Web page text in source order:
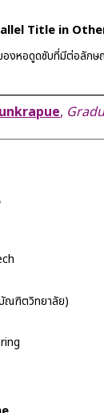
Title in
งหอดูดซับที่มีต่อลักษ
,
ณฑิตวิทยาลัย)